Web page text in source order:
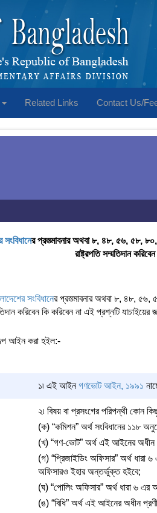
Related Links Contact Us/
সংবিধানের প্রস্ত্মাবনার অথবা ৮, ৪৮, ৫৬, ৫৮,
রাষ্ট্রপতি সম্মতিদান
সংবিধানের প্রস্ত্মাবনার অথবা ৮, ৪৮,
করিবেন কি করিবেন না এই প্রশ্নটি
আইন করা হইল:-
১৷ এই আইনগণভোট আইন, ১৯৯১
২৷ বিষয় বা প্রসংগের পরিপন্থী কোন
(ক) “কমিশন” অর্থ সংবিধানের ১১৮
(খ) “গণ-ভোট” অর্থ এই আইনের অধীন
(গ) “প্রিজাইডিং অফিসার” অর্থ ধারা
অফিসারও ইহার অন্তর্ভুক্ত হইবে;
(ঘ) “পোলিং অফিসার” অর্থ ধারা ৬
(ঙ) “বিধি” অর্থ এই আইনের অধীন